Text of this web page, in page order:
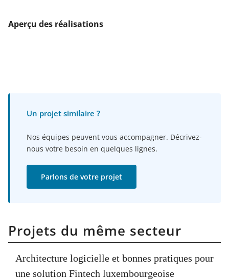
Aperçu des réalisations
Un projet similaire ?
Nos équipes peuvent vous accompagner. Décrivez-
nous votre besoin en quelques lignes.
Parlons de votre projet
Projets du même secteur
Architecture logicielle et bonnes pratiques pour
une solution Fintech luxembourgeoise